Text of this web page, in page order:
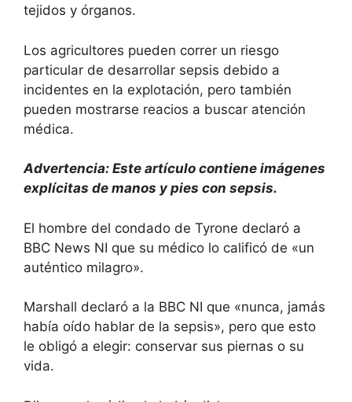
tejidos y órganos.
Los agricultores pueden correr un riesgo
particular de desarrollar sepsis debido a
incidentes en la explotación, pero también
pueden mostrarse reacios a buscar atención
médica.
Advertencia: Este artículo contiene imágenes
explícitas de manos y pies con sepsis.
El hombre del condado de Tyrone declaró a
BBC News NI que su médico lo calificó de «un
auténtico milagro».
Marshall declaró a la BBC NI que «nunca, jamás
había oído hablar de la sepsis», pero que esto
le obligó a elegir: conservar sus piernas o su
vida.